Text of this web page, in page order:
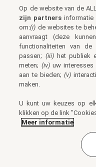
Op de website van de
zijn partners
om:(i) de websites te
aanvraagt (deze
functionaliteiten van
passen; (iii)het publiek
meten; (iv)uw interesses
aan te bieden;(v)
maken.
U kunt uw keuzes op
klikken op de link
Meer informatie